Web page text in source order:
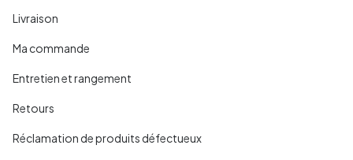
Livraison
Ma commande
Entretien et rangement
Retours
Réclamation de produits défectueux